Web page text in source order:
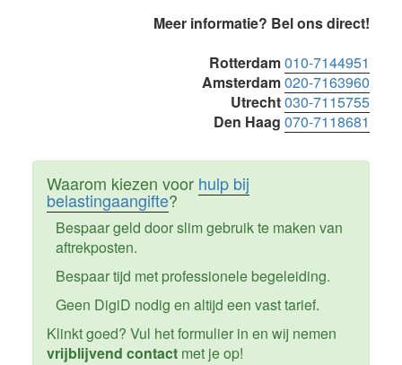
Meer informatie? Bel ons direct!
Rotterdam010-7144951
Amsterdam020-7163960
Utrecht030-7115755
Den Haag 070-7118681
Waarom kiezen voor hulp bij
belastingaangifte?
Bespaar geld door slim gebruik te maken van
aftrekposten.
Bespaar tijd met professionele begeleiding.
Geen DigiD nodig en altijd een vast tarief.
Klinkt goed? Vul het formulier in en wij nemen
vrijblijvend contactmet je op!